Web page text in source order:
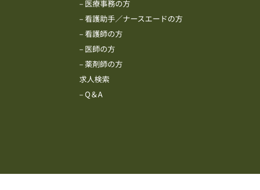
– 医療事務の方
– 看護助手／ナースエードの方
– 看護師の方
– 医師の方
– 薬剤師の方
求人検索
– Q＆A